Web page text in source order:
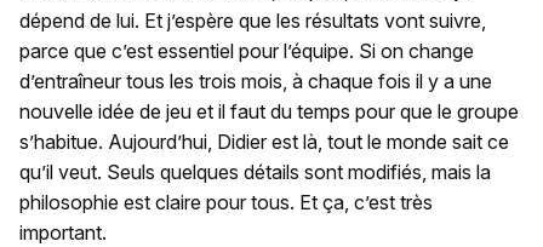
dépend de lui. Et j’espère que les résultats vont suivre,
parce que c’est essentiel pour l’équipe. Si on change
d’entraîneur tous les trois mois, à chaque fois il y a une
nouvelle idée de jeu et il faut du temps pour que le groupe
s’habitue. Aujourd’hui, Didier est là, tout le monde sait ce
qu’il veut. Seuls quelques détails sont modifiés, mais la
philosophie est claire pour tous. Et ça, c’est très
important.